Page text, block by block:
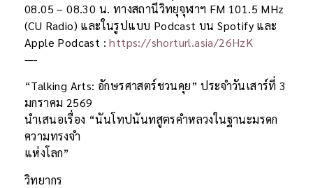
08.05 – 08.30 น. ทางสถานีวิทยุจุฬาฯ FM 101.5 MHz
(CU Radio) และในรูปแบบ Podcast บน Spotify และ
Apple Podcast :https://shorturl.asia/26HzK
—-
“Talking Arts: อักษรศาสตร์ชวนคุย” ประจำวันเสาร์ที่ 3
มกราคม 2569
นำเสนอเรื่อง “นันโทปนันทสูตรคำหลวงในฐานะมรดก
ความทรงจำ
แห่งโลก”
วิทยากร